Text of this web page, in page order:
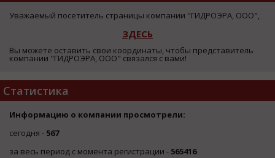
Уважаемый посетитель страницы компании "ГИДРОЭРА, ООО",
ЗДЕСЬ
Вы можете оставить свои координаты, чтобы представитель
компании "ГИДРОЭРА, ООО" связался с вами!
Статистика
Информацию о компании просмотрели:
сегодня - 567
за весь период с момента регистрации - 565416